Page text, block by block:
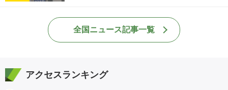
全国ニュース記事一覧
アクセスランキング